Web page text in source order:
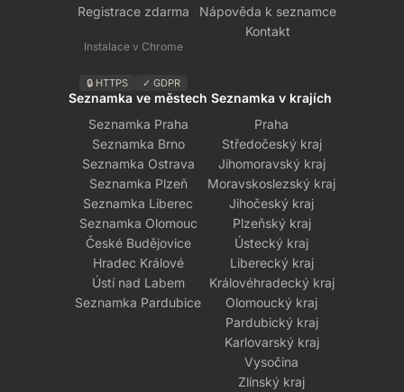
Registrace zdarma
Instalace v Chrome
🔒 HTTPS ✓ GDPR
Nápověda k seznamce
Kontakt
Seznamka ve městech
Seznamka Praha
Seznamka Brno
Seznamka Ostrava
Seznamka Plzeň
Seznamka Liberec
Seznamka Olomouc
České Budějovice
Hradec Králové
Ústí nad Labem
Seznamka Pardubice
Seznamka v krajích
Praha
Středočeský kraj
Jihomoravský kraj
Moravskoslezský kraj
Jihočeský kraj
Plzeňský kraj
Ústecký kraj
Liberecký kraj
Královéhradecký kraj
Olomoucký kraj
Pardubický kraj
Karlovarský kraj
Vysočina
Zlínský kraj